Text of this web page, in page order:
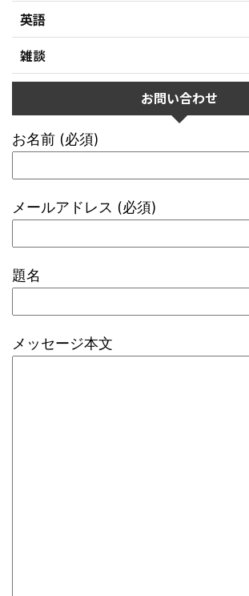
英語
雑談
お問い合わせ
お名前 (必須)
メールアドレス (必須)
題名
メッセージ本文